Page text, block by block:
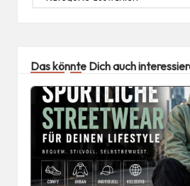
Das könnte Dich auch